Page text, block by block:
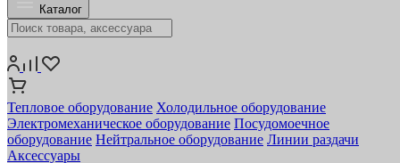
Каталог
Тепловое оборудование Холодильное оборудование
Электромеханическое оборудование Посудомоечное
оборудование Нейтральное оборудование Линии раздачи
Аксессуары